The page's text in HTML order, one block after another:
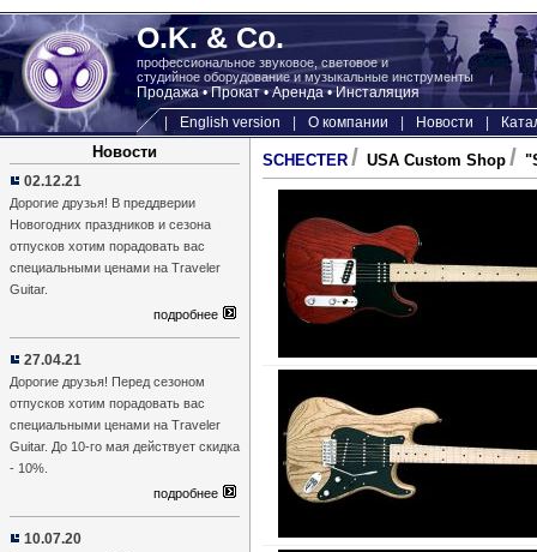
O.K. & Co.
профессиональное звуковое, световое и
студийное оборудование и музыкальные инструменты
Продажа • Прокат • Аренда • Инсталяция
English version О компании Новости
Новости
02.12.21
Дорогие друзья! В преддверии
Новогодних праздников и сезона
отпусков хотим порадовать вас
специальными ценами на Traveler
Guitar.
подробнее
27.04.21
Дорогие друзья! Перед сезоном
отпусков хотим порадовать вас
специальными ценами на Traveler
Guitar. До 10-го мая действует скидка
- 10%.
подробнее
10.07.20
SCHECTER / USA Custom Shop /